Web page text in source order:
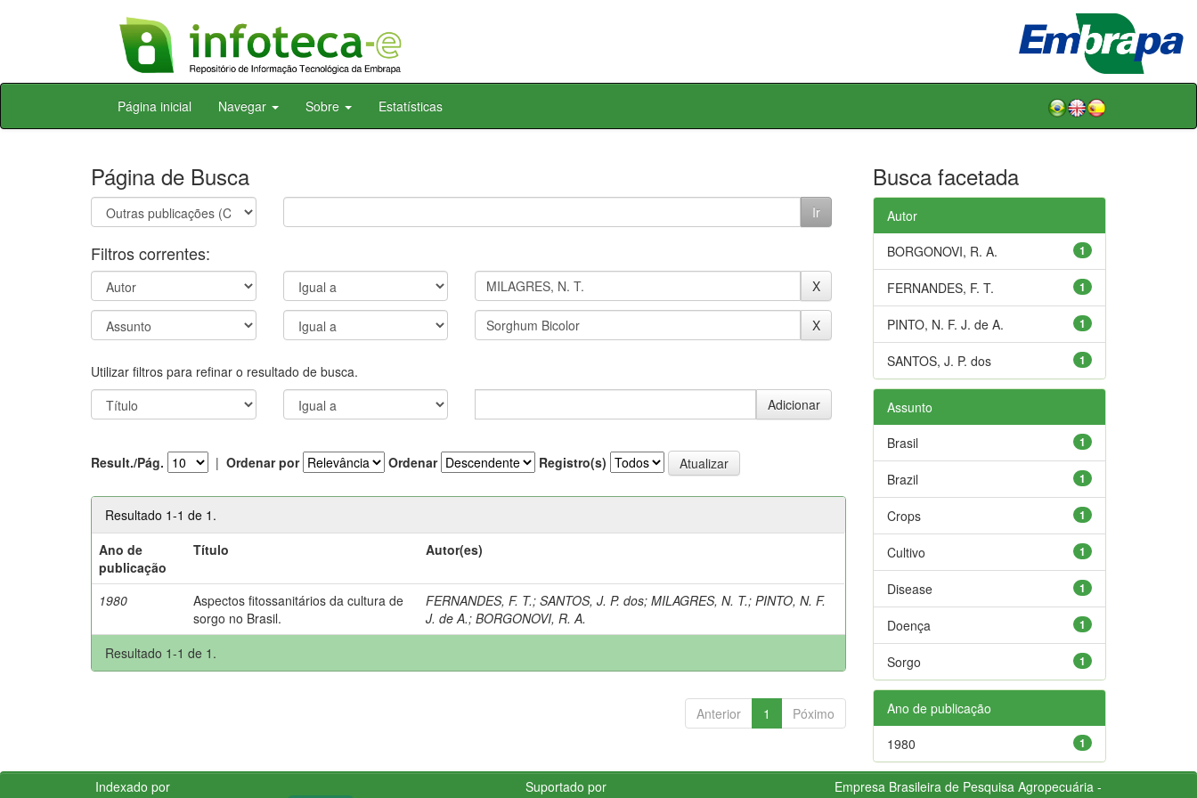
Skip
Página inicial Navegar Sobre Estatísticas
Página de Busca
Filtros correntes:
Utilizar filtros para refinar o resultado de busca.
Result./Pág. | Ordenar por Ordenar Registro(s)
Resultado 1-1 de 1.
Ano de
publicação
Título Autor(es)
1980
Aspectos fitossanitários da cultura de
sorgo no Brasil.
FERNANDES, F. T.;SANTOS, J. P. dos;MILAGRES, N. T.;PINTO, N. F.
J. de A.;BORGONOVI, R. A.
Resultado 1-1 de 1.
Anterior 1 Póximo
Busca facetada
Autor
1
BORGONOVI, R. A.
1
FERNANDES, F. T.
1
PINTO, N. F. J. de A.
1
SANTOS, J. P. dos
Assunto
1
Brasil
1
Brazil
1
Crops
1
Cultivo
1
Disease
1
Doença
1
Sorgo
Ano de publicação
1
1980
Indexado por Suportado por
Empresa Brasileira de Pesquisa Agropecuária -